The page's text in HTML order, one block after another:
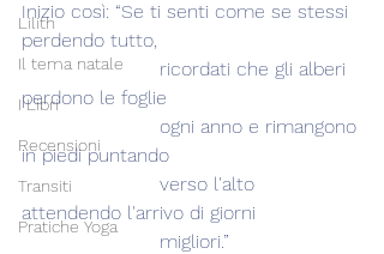
Lilith
Il tema natale
I Libri
Recensioni
Transiti
Pratiche Yoga
Inizio così: “Se ti senti come se stessi
perdendo tutto,
ricordati che gli alberi
perdono le foglie
ogni anno e rimangono
in piedi puntando
verso l'alto
attendendo l'arrivo di giorni
migliori.”